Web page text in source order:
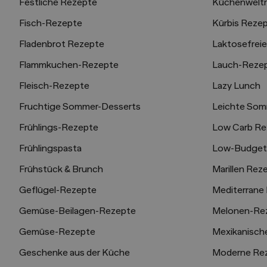
Festliche Rezepte
Fisch-Rezepte
Fladenbrot Rezepte
Flammkuchen-Rezepte
Fleisch-Rezepte
Fruchtige Sommer-Desserts
Frühlings-Rezepte
Frühlingspasta
Frühstück & Brunch
Geflügel-Rezepte
Gemüse-Beilagen-Rezepte
Gemüse-Rezepte
Geschenke aus der Küche
Kürbis
Lauch-
Lazy Lunch
Leichte
Low Carb
Low-
Marillen
Mediterrane
Melonen-
Moderne